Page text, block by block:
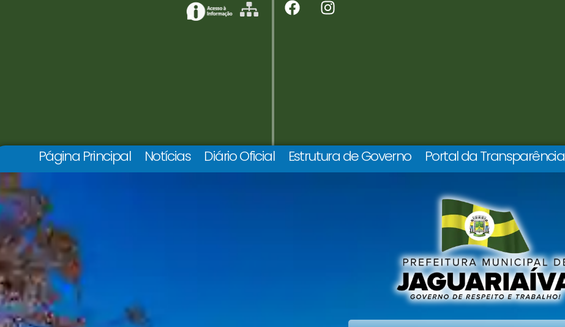
Página Principal Notícias Diário Oficial Estrutura de Governo Portal da Transparência